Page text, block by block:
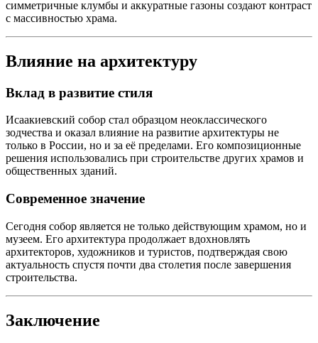
симметричные клумбы и аккуратные газоны создают контраст
с массивностью храма.
Влияние на архитектуру
Вклад в развитие стиля
Исаакиевский собор стал образцом неоклассического
зодчества и оказал влияние на развитие архитектуры не
только в России, но и за её пределами. Его композиционные
решения использовались при строительстве других храмов и
общественных зданий.
Современное значение
Сегодня собор является не только действующим храмом, но и
музеем. Его архитектура продолжает вдохновлять
архитекторов, художников и туристов, подтверждая свою
актуальность спустя почти два столетия после завершения
строительства.
Заключение